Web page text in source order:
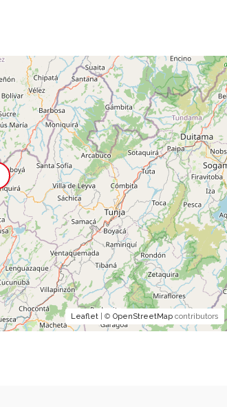
Leaflet| © OpenStreetMapcontributors